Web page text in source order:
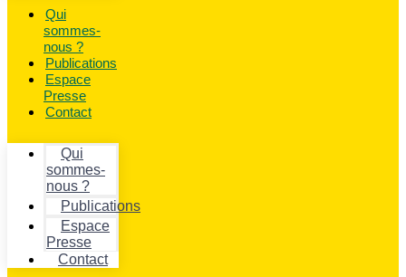
Qui
sommes-
nous ?
Publications
Espace
Presse
Contact
Qui
sommes-
nous ?
Publications
Espace
Presse
Contact